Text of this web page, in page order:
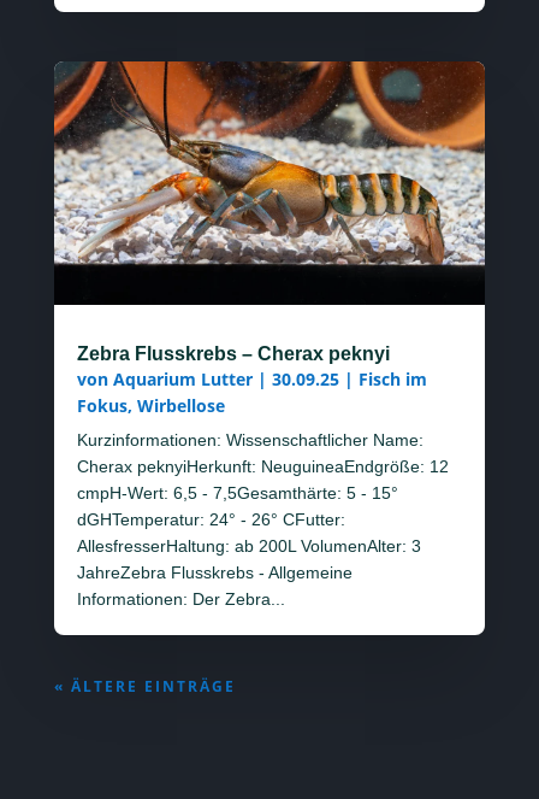
Zebra Flusskrebs – Cherax peknyi
von Aquarium Lutter| 30.09.25| Fisch im
Fokus, Wirbellose
Kurzinformationen: Wissenschaftlicher Name:
Cherax peknyiHerkunft: NeuguineaEndgröße: 12
cmpH-Wert: 6,5 - 7,5Gesamthärte: 5 - 15°
dGHTemperatur: 24° - 26° CFutter:
AllesfresserHaltung: ab 200L VolumenAlter: 3
JahreZebra Flusskrebs - Allgemeine
Informationen: Der Zebra...
« ÄLTERE EINTRÄGE